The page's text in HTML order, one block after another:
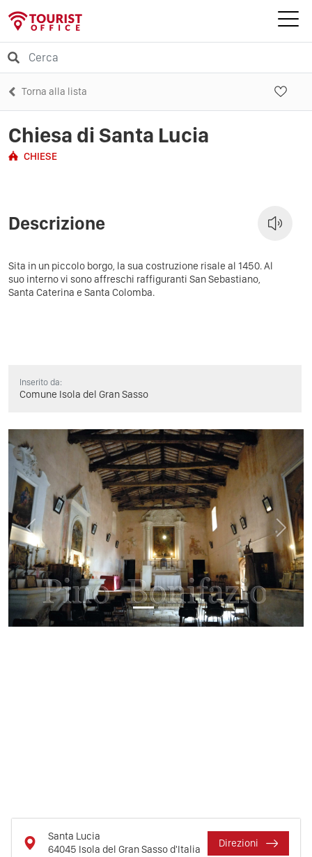
Torna alla lista
Chiesa di Santa Lucia
CHIESE
Descrizione
Sita in un piccolo borgo, la sua costruzione risale al 1450. Al
suo interno vi sono affreschi raffiguranti San Sebastiano,
Santa Caterina e Santa Colomba.
Inserito da:
Comune Isola del Gran Sasso
Previous Next
Santa Lucia
64045 Isola del Gran Sasso d'Italia
Direzioni